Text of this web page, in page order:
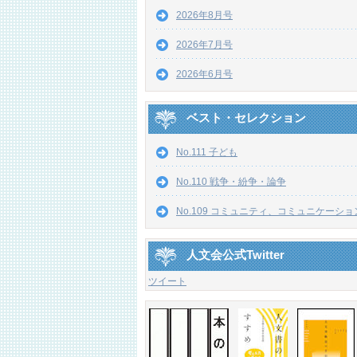
2026年8月号
2026年7月号
2026年6月号
ベスト・セレクション
No.111 子ども
No.110 戦争・紛争・論争
No.109 コミュニティ、コミュニケーショ
人文会公式Twitter
ツイート